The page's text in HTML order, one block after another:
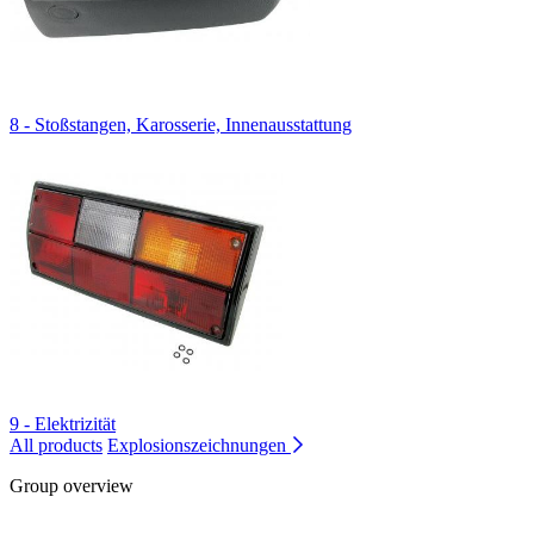
8 - Stoßstangen, Karosserie, Innenausstattung
9 - Elektrizität
All products Explosionszeichnungen
Group overview